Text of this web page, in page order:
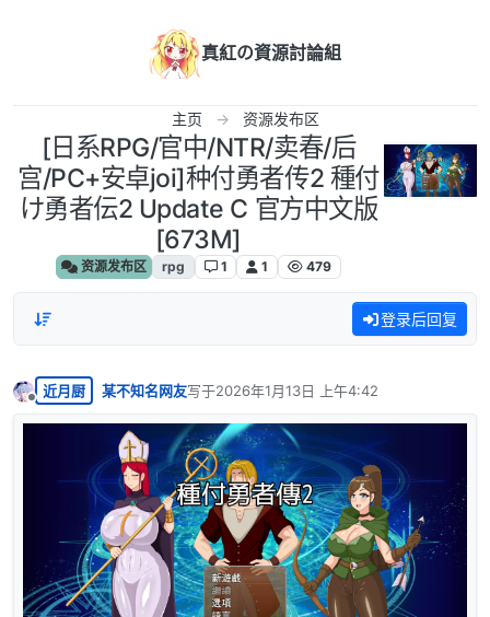
真紅の資源討論組
主页 资源发布区
[日系RPG/官中/NTR/卖春/后
宫/PC+安卓joi]种付勇者传2 種付
け勇者伝2 Update C 官方中文版
[673M]
资源发布区 rpg 1 1 479
登录后回复
离线
近月厨 某不知名网友写于2026年1月13日 上午4:42
最后由 编辑